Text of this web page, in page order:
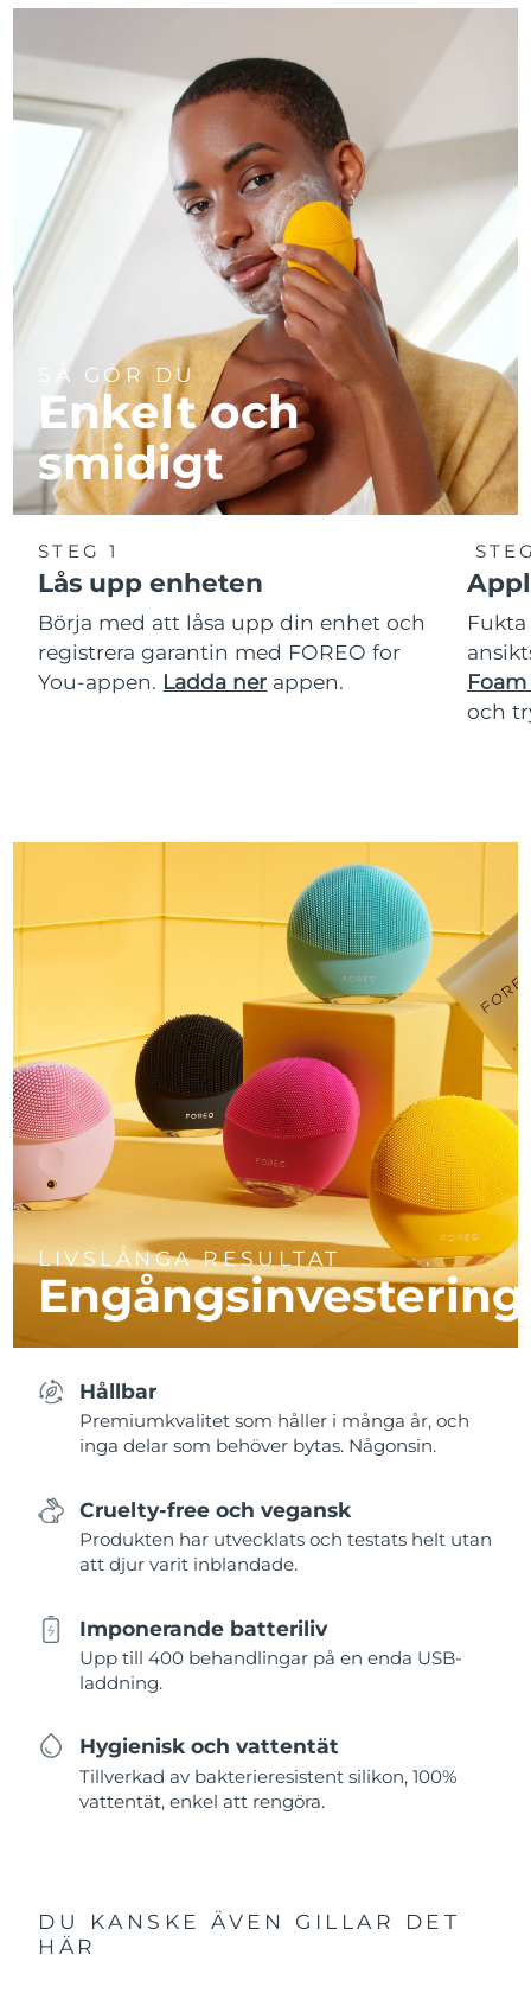
SÅ GÖR DU
Enkelt och
smidigt
STEG 1
Lås upp enheten
Börja med att låsa upp din enhet och
registrera garantin med FOREO for
You-appen. Ladda ner appen.
Foam
och
LIVSLÅNGA RESULTAT
Engångsinvestering
Hållbar
Premiumkvalitet som håller i många år, och
inga delar som behöver bytas. Någonsin.
Cruelty-free och vegansk
Produkten har utvecklats och testats helt utan
att djur varit inblandade.
Imponerande batteriliv
Upp till 400 behandlingar på en enda USB-
laddning.
Hygienisk och vattentät
Tillverkad av bakterieresistent silikon, 100%
vattentät, enkel att rengöra.
DU KANSKE ÄVEN GILLAR DET
HÄR